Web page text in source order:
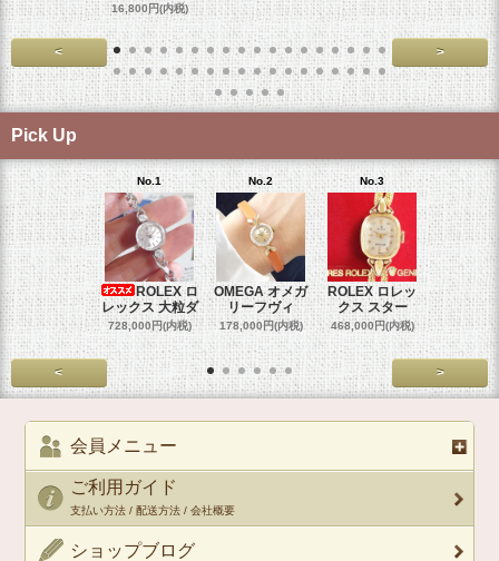
16,800円(内税)
< >
Pick Up
No.1
ROLEX ロ
レックス 大粒ダ
728,000円(内税)
No.2
OMEGA オメガ
リーフヴィ
178,000円(内税)
No.3
ROLEX ロレッ
クス スター
468,000円(内税)
No.4
ROLEX
クス
458,000円
< >
会員メニュー
ご利用ガイド
支払い方法 / 配送方法 / 会社概要
ショップブログ